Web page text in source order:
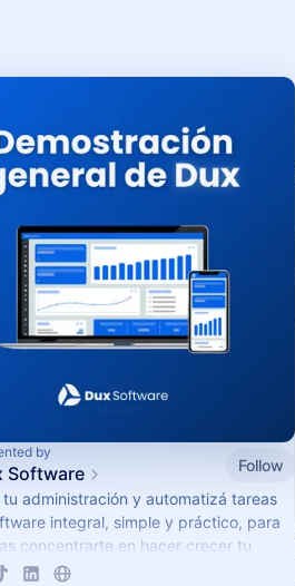
by
Software
Follow
tu administración y automatizá tareas
integral, simple y práctico, para
concentrarte en hacer crecer tu
esto a un excelente precio 🚀